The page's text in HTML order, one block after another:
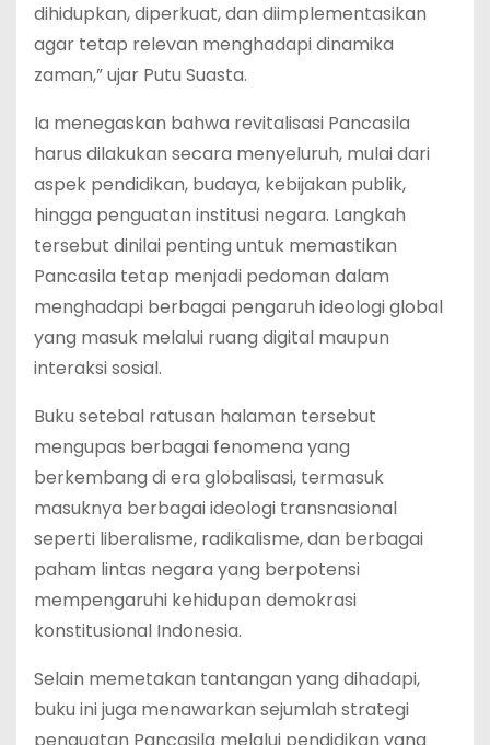
dihidupkan, diperkuat, dan diimplementasikan
agar tetap relevan menghadapi dinamika
zaman,” ujar Putu Suasta.
Ia menegaskan bahwa revitalisasi Pancasila
harus dilakukan secara menyeluruh, mulai dari
aspek pendidikan, budaya, kebijakan publik,
hingga penguatan institusi negara. Langkah
tersebut dinilai penting untuk memastikan
Pancasila tetap menjadi pedoman dalam
menghadapi berbagai pengaruh ideologi global
yang masuk melalui ruang digital maupun
interaksi sosial.
Buku setebal ratusan halaman tersebut
mengupas berbagai fenomena yang
berkembang di era globalisasi, termasuk
masuknya berbagai ideologi transnasional
seperti liberalisme, radikalisme, dan berbagai
paham lintas negara yang berpotensi
mempengaruhi kehidupan demokrasi
konstitusional Indonesia.
Selain memetakan tantangan yang dihadapi,
buku ini juga menawarkan sejumlah strategi